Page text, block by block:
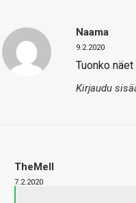
Naama
9.2.2020
Tuonko
Kirjaudu
TheMeII
7.2.2020